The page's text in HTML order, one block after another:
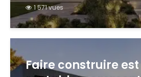
1 571 vues
Faire construire est